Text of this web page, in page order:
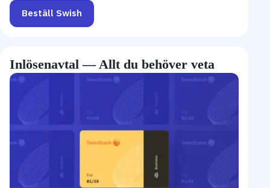
Beställ Swish
Inlösenavtal — Allt du behöver veta